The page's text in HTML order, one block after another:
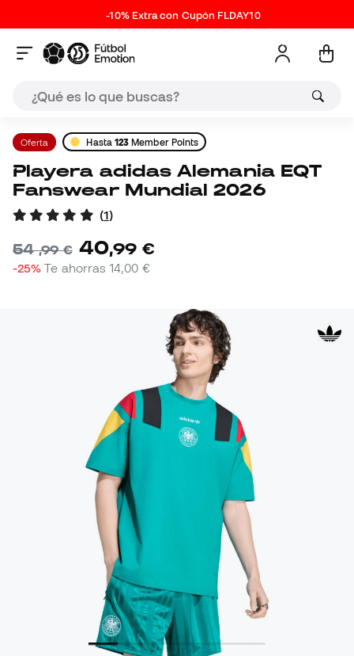
-10% Extra con Cupón FLDAY10
Oferta Hasta 123 Member Points
Playera adidas Alemania EQT
Fanswear Mundial 2026
(1)
54,99 € 40,99 €
-25% Te ahorras14,00 €